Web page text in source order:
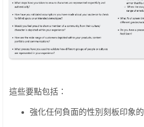
這些要點包括：
強化任何負面的性別刻板印象